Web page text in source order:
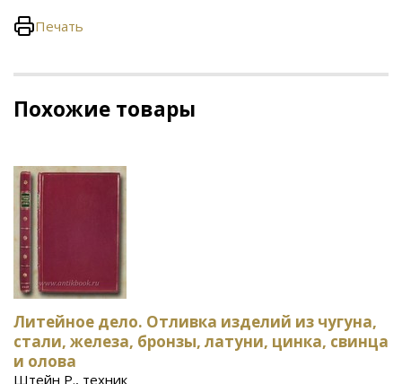
Печать
Похожие товары
Литейное дело. Отливка изделий из чугуна,
стали, железа, бронзы, латуни, цинка, свинца
и олова
Штейн Р., техник